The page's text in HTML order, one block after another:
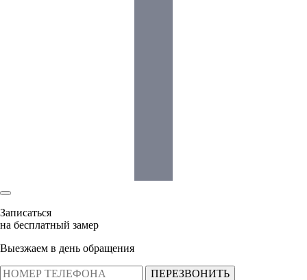
Записаться
на бесплатный замер
Выезжаем в день обращения
ПЕРЕЗВОНИТЬ